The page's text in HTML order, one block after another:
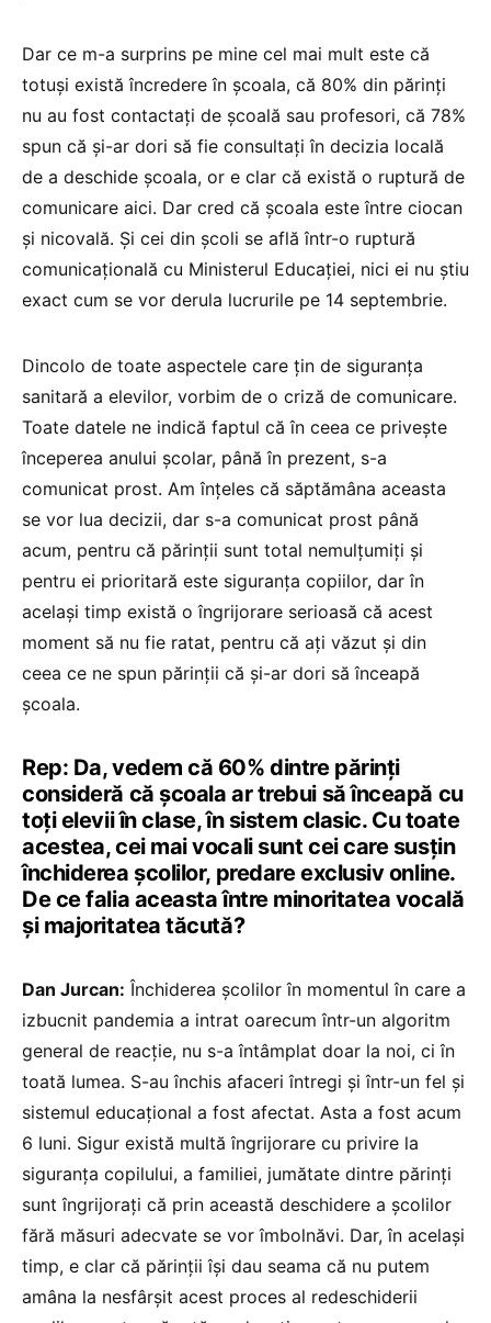
Dar ce m-a surprins pe mine cel mai mult este că
totuși există încredere în școala, că 80% din părinți
nu au fost contactați de școală sau profesori, că 78%
spun că și-ar dori să fie consultați în decizia locală
de a deschide școala, or e clar că există o ruptură de
comunicare aici. Dar cred că școala este între ciocan
și nicovală. Și cei din școli se află într-o ruptură
comunicațională cu Ministerul Educației, nici ei nu știu
exact cum se vor derula lucrurile pe 14 septembrie.
Dincolo de toate aspectele care țin de siguranța
sanitară a elevilor, vorbim de o criză de comunicare.
Toate datele ne indică faptul că în ceea ce privește
începerea anului școlar, până în prezent, s-a
comunicat prost. Am înțeles că săptămâna aceasta
se vor lua decizii, dar s-a comunicat prost până
acum, pentru că părinții sunt total nemulțumiți și
pentru ei prioritară este siguranța copiilor, dar în
același timp există o îngrijorare serioasă că acest
moment să nu fie ratat, pentru că ați văzut și din
ceea ce ne spun părinții că și-ar dori să înceapă
școala.
Rep: Da, vedem că 60% dintre părinți
consideră că școala ar trebui să înceapă cu
toți elevii în clase, în sistem clasic. Cu toate
acestea, cei mai vocali sunt cei care susțin
închiderea școlilor, predare exclusiv online.
De ce falia aceasta între minoritatea vocală
și majoritatea tăcută?
Dan Jurcan: Închiderea școlilor în momentul în care a
izbucnit pandemia a intrat oarecum într-un algoritm
general de reacție, nu s-a întâmplat doar la noi, ci în
toată lumea. S-au închis afaceri întregi și într-un fel și
sistemul educațional a fost afectat. Asta a fost acum
6 luni. Sigur există multă îngrijorare cu privire la
siguranța copilului, a familiei, jumătate dintre părinți
sunt îngrijorați că prin această deschidere a școlilor
fără măsuri adecvate se vor îmbolnăvi. Dar, în același
timp, e clar că părinții își dau seama că nu putem
amâna la nesfârșit acest proces al redeschiderii